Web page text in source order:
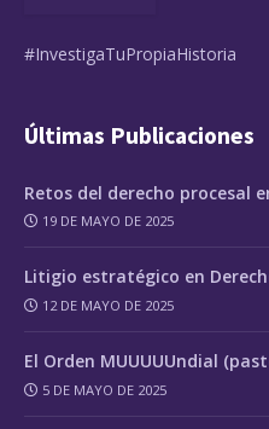
#InvestigaTuPropiaHistoria
Últimas Publicaciones
Retos del derecho procesal
19 DE MAYO DE 2025
Litigio estratégico en
12 DE MAYO DE 2025
El Orden MUUUUUndial
5 DE MAYO DE 2025